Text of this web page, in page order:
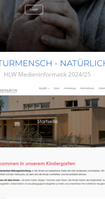
HLW Medieninformatik2024/25